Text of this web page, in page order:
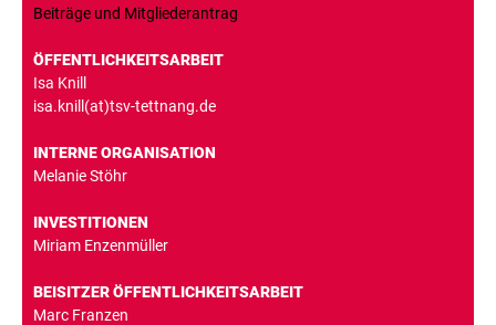
Beiträge und Mitgliederantrag
ÖFFENTLICHKEITSARBEIT
Isa Knill
isa.knill(at)tsv-tettnang.de
INTERNE ORGANISATION
Melanie Stöhr
INVESTITIONEN
Miriam Enzenmüller
BEISITZER ÖFFENTLICHKEITSARBEIT
Marc Franzen